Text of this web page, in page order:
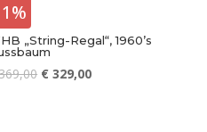
„String-Regal“, 1960’s
€ 329,00